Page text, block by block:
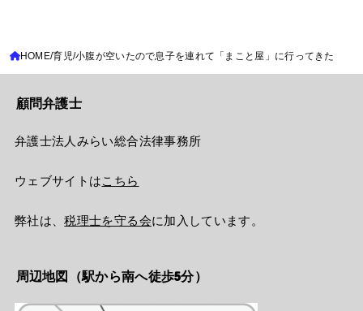
HOME 育児 小腹が空いたので息子を連れて「まこと屋」に行ってきた
顧問弁護士
弁護士法人みらい総合法律事務所
ウェブサイトはこちら
弊社は、税理士を守る会に加入しています。
周辺地図（駅から南へ徒歩5分）